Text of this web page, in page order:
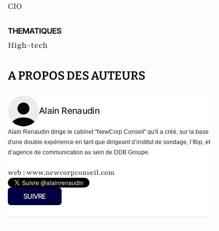
CIO
THEMATIQUES
High-tech
A PROPOS DES AUTEURS
Alain Renaudin
Alain Renaudin dirige le cabinet "NewCorp Conseil" qu'il a créé, sur la base
d'une double expérience en tant que dirigeant d’institut de sondage, l’Ifop, et
d’agence de communication au sein de DDB Groupe.
web : www.newcorpconseil.com
SUIVRE